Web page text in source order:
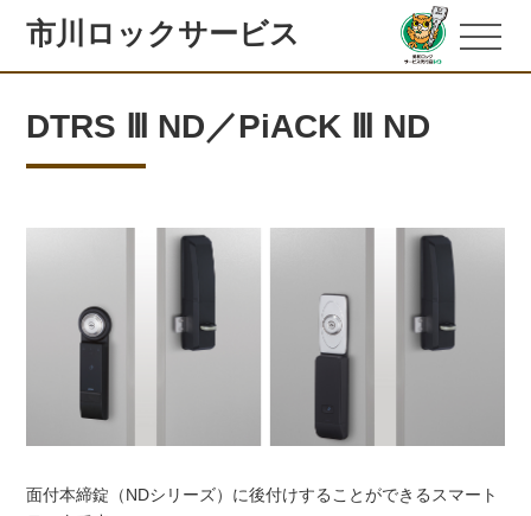
市川ロックサービス
DTRS Ⅲ ND／PiACK Ⅲ ND
面付本締錠（NDシリーズ）に後付けすることができるスマート